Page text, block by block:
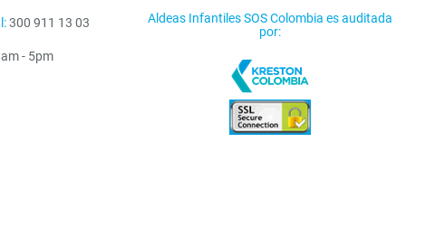
300 911 13 03
- 5pm
Aldeas Infantiles SOS Colombia es auditada
por: